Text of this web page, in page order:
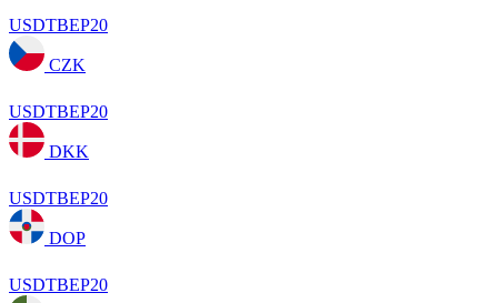
USDTBEP20
CZK
USDTBEP20
DKK
USDTBEP20
DOP
USDTBEP20